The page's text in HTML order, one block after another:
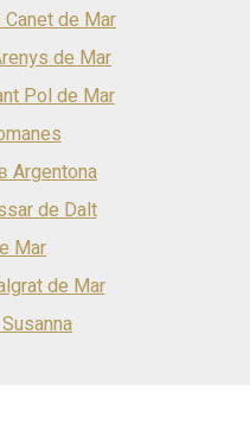
de Mar
de Mar
Pol de Mar
Argentona
de Dalt
Mar
de Mar